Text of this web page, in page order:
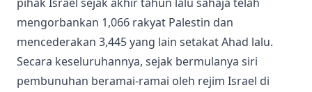
mengorbankan 1,066 rakyat Palestin dan
mencederakan 3,445 yang lain setakat Ahad lalu.
Secara keseluruhannya, sejak bermulanya siri
pembunuhan beramai-ramai oleh rejim Israel di